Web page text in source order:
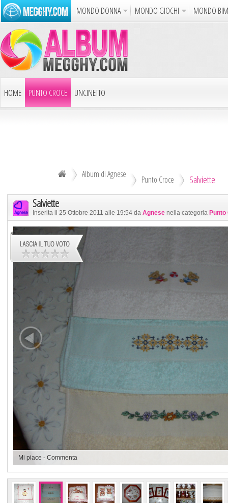
MONDO DONNA MONDO GIOCHI MONDO
Album Punto Croce Cucina
Azione Puzzle
Gif
HOME PUNTO CROCE UNCINETTO
Album di Agnese Punto Croce Salviette
Salviette
Inserita il 25 Ottobre 2011 alle 19:54 da Agnese nella categoria
Mi piace - Commenta